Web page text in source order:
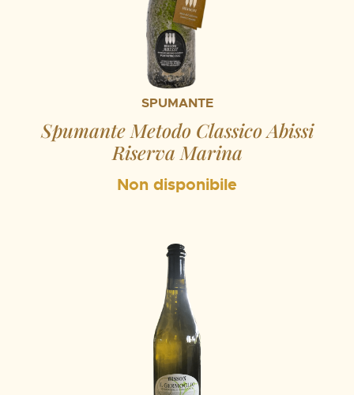
SPUMANTE
Spumante Metodo Classico Abissi
Riserva Marina